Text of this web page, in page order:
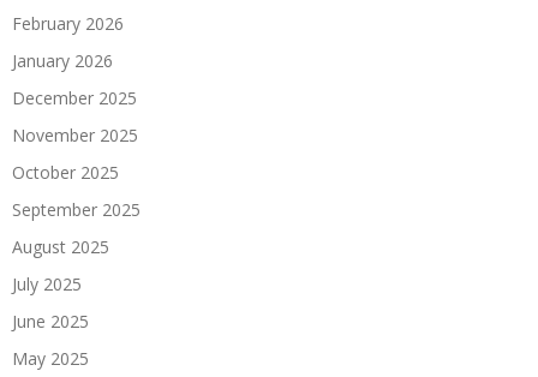
February 2026
January 2026
December 2025
November 2025
October 2025
September 2025
August 2025
July 2025
June 2025
May 2025